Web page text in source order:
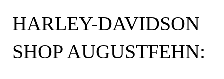
HARLEY-DAVIDSON
SHOP AUGUSTFEHN: